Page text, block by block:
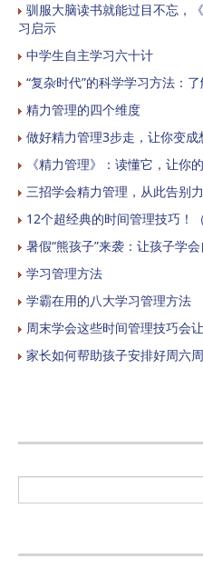
驯服大脑读书就能过目不忘，
习启示
中学生自主学习六十计
“复杂时代”的科学学习方法：
精力管理的四个维度
做好精力管理3步走，让你变成
《精力管理》：读懂它，让你
三招学会精力管理，从此告别
12个超经典的时间管理技巧！
暑假“熊孩子”来袭：让孩子学
学习管理方法
学霸在用的八大学习管理方法
周末学会这些时间管理技巧会
家长如何帮助孩子安排好周六